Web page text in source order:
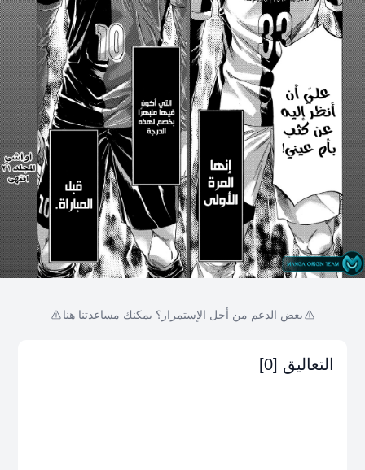
بعض الدعم من أجل الإستمرار؟ يمكنك مساعدتنا هنا
التعاليق [0]